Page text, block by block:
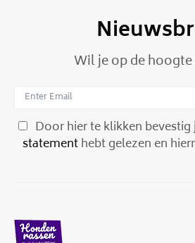
Wil je op de
Door hier te klikken bevestig
statementhebt gelezen en